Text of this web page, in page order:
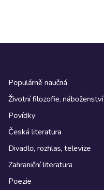
Populárně naučná
Životní filozofie, náboženství
Povídky
Česká literatura
Divadlo, rozhlas, televize
Zahraniční literatura
Poezie